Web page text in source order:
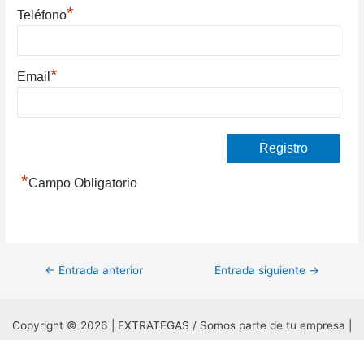
Teléfono*
Email*
*Campo Obligatorio
Navegación
entradas
← Entrada anterior Entrada siguiente →
Copyright © 2026 | EXTRATEGAS / Somos parte de tu empresa |